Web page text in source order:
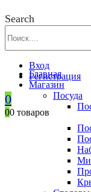
Search
Вход
Регистрация
0
00 товаров
Главная
Магазин
Посуда